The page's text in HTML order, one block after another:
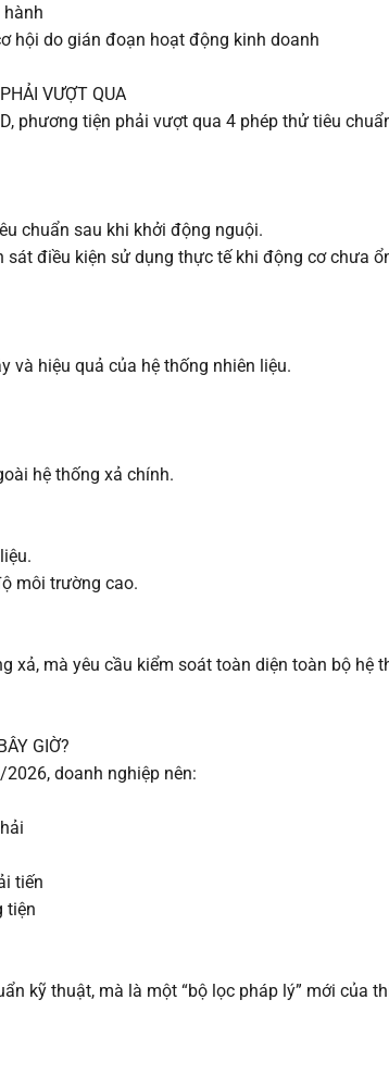
hội do gián đoạn hoạt động kinh doanh
VƯỢT QUA
phương tiện phải vượt qua 4 phép thử tiêu
chuẩn sau khi khởi động nguội.
điều kiện sử dụng thực tế khi động cơ chưa
và hiệu quả của hệ thống nhiên liệu.
hệ thống xả chính.
môi trường cao.
xả, mà yêu cầu kiểm soát toàn diện toàn bộ hệ
GIỜ?
doanh nghiệp nên:
tiến
tiện
kỹ thuật, mà là một “bộ lọc pháp lý” mới của